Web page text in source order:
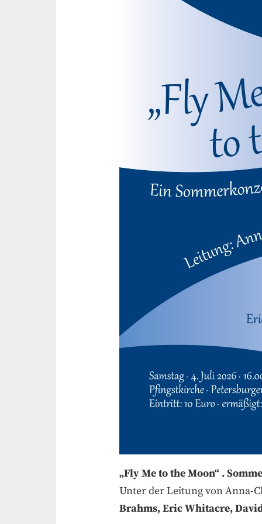
„Fly Me to the Moon“ .
Unter der Leitung von Anna-
Brahms, Eric Whitacre,